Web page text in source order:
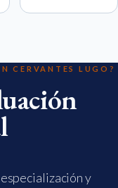
CERVANTES LUGO?
y